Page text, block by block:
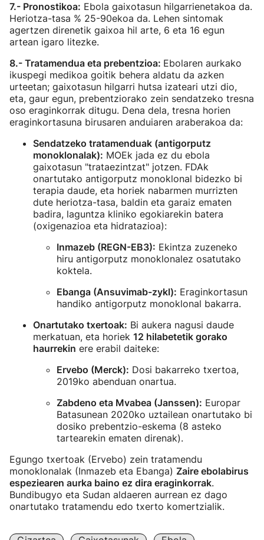
7.- Pronostikoa: Ebola gaixotasun hilgarrienetakoa da.
Heriotza-tasa % 25-90ekoa da. Lehen sintomak
agertzen direnetik gaixoa hil arte, 6 eta 16 egun
artean igaro litezke.
8.- Tratamendua eta prebentzioa: Ebolaren aurkako
ikuspegi medikoa goitik behera aldatu da azken
urteetan; gaixotasun hilgarri hutsa izateari utzi dio,
eta, gaur egun, prebentziorako zein sendatzeko tresna
oso eraginkorrak ditugu. Dena dela, tresna horien
eraginkortasuna birusaren anduiaren araberakoa da:
Sendatzeko tratamenduak (antigorputz
monoklonalak): MOEk jada ez du ebola
gaixotasun "trataezintzat" jotzen. FDAk
onartutako antigorputz monoklonal bidezko bi
terapia daude, eta horiek nabarmen murrizten
dute heriotza-tasa, baldin eta garaiz ematen
badira, laguntza kliniko egokiarekin batera
(oxigenazioa eta hidratazioa):
Inmazeb (REGN-EB3): Ekintza zuzeneko
hiru antigorputz monoklonalez osatutako
koktela.
Ebanga (Ansuvimab-zykl): Eraginkortasun
handiko antigorputz monoklonal bakarra.
Onartutako txertoak: Bi aukera nagusi daude
merkatuan, eta horiek 12 hilabetetik gorako
haurrekin ere erabil daiteke:
Ervebo (Merck): Dosi bakarreko txertoa,
2019ko abenduan onartua.
Zabdeno eta Mvabea (Janssen): Europar
Batasunean 2020ko uztailean onartutako bi
dosiko prebentzio-eskema (8 asteko
tartearekin ematen direnak).
Egungo txertoak (Ervebo) zein tratamendu
monoklonalak (Inmazeb eta Ebanga) Zaire ebolabirus
espeziearen aurka baino ez dira eraginkorrak.
Bundibugyo eta Sudan aldaeren aurrean ez dago
onartutako tratamendu edo txerto komertzialik.